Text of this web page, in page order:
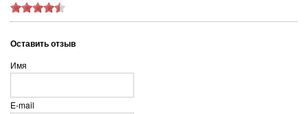
Оставить отзыв
Имя
E-mail